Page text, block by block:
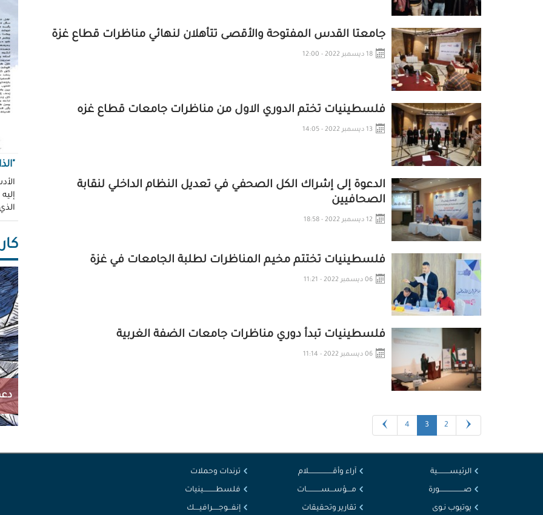
جامعتا القدس المفتوحة والأقصى تتأهلان لنهائي مناظرات قطاع غزة
18 ديسمبر 2022 - 12:00
فلسطينيات تختم الدوري الاول من مناظرات جامعات قطاع غزه
13 ديسمبر 2022 - 14:05
الدعوة إلى إشراك الكل الصحفي في تعديل النظام الداخلي لنقابة
الصحافيين
12 ديسمبر 2022 - 18:58
فلسطينيات تختتم مخيم المناظرات لطلبة الجامعات في غزة
06 ديسمبر 2022 - 11:21
فلسطينيات تبدأ دوري مناظرات جامعات الضفة الغربية
06 ديسمبر 2022 - 11:14
2
3
4
الرئيســــــــــية آراء وأقــــــــــــــــــــلام ترندات وحملات
صــــــــــــــــــــورة مــــؤســـســــــــــــات فلسطــــــــــينيات
يوتيوب نـوى تقارير وتحقيقات إنفـــوجـــــرافيــــك